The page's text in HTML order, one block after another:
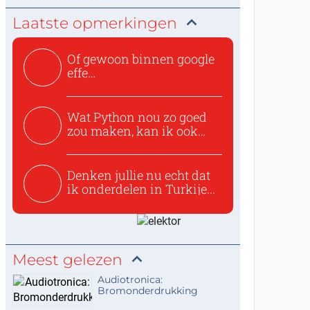
Laatste opmerkingen
Of gewoon binnen google
effe
Wat Python nou zo goed
zou maken, kan ik ook
Denken jullie nu echt dat
ik onderdelen in Turkije...
Meest gelezen
Audiotronica:
Bromonderdrukking